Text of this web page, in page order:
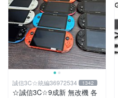
誠信3C☆統編36972534 1342
☆誠信3C☆9成新 無改機 各